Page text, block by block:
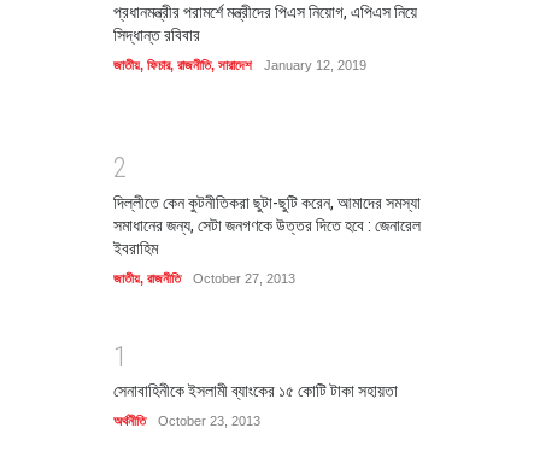
প্রধানমন্ত্রীর পরামর্শে মন্ত্রীদের পিএস নিয়োগ, এপিএস নিয়ে
সিদ্ধান্ত রবিবার
জাতীয়, ফিচার, রাজনীতি, সারাদেশ January 12, 2019
2
দিল্লীতে কেন কুটনীতিকরা ছুটা-ছুটি করেন, আমাদের সমস্যা
সমাধানের জন্য, সেটা জনগণকে উত্তর দিতে হবে : জেনারেল
ইবরাহিম
জাতীয়, রাজনীতি October 27, 2013
1
সেনাবাহিনীকে ইসলামী ব্যাংকের ১৫ কোটি টাকা সহায়তা
অর্থনীতি October 23, 2013